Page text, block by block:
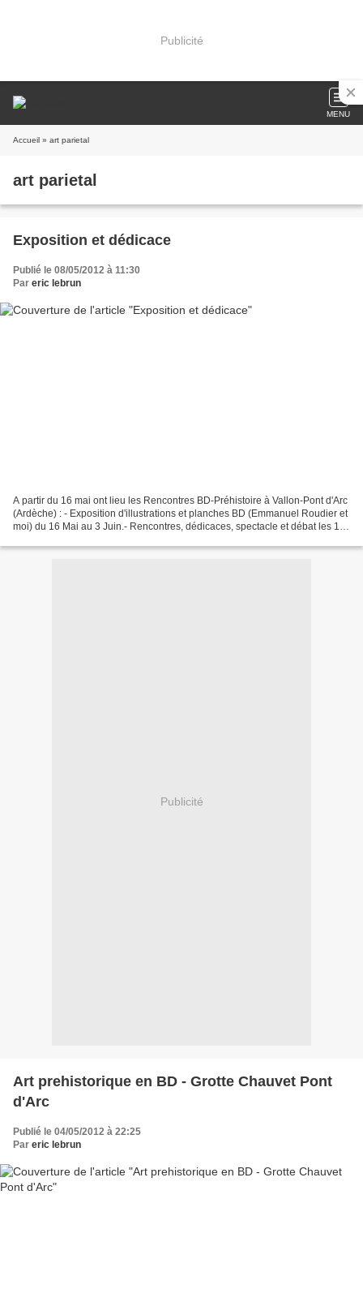
Publicité
MENU
Accueil » art parietal
art parietal
Exposition et dédicace
Publié le 08/05/2012 à 11:30
Par eric lebrun
A partir du 16 mai ont lieu les Rencontres BD-Préhistoire à Vallon-Pont d'Arc
(Ardèche) : - Exposition d'illustrations et planches BD (Emmanuel Roudier et
moi) du 16 Mai au 3 Juin.- Rencontres, dédicaces, spectacle et débat les 18-
Publicité
Art prehistorique en BD - Grotte Chauvet Pont
d'Arc
Publié le 04/05/2012 à 22:25
Par eric lebrun